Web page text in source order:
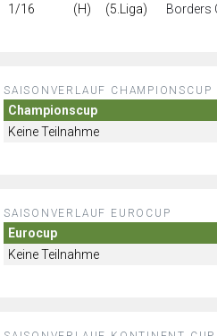
1/16
(H) (5.Liga) Borders
SAISONVERLAUF CHAMPIONSCUP
Championscup
Keine Teilnahme
SAISONVERLAUF EUROCUP
Eurocup
Keine Teilnahme